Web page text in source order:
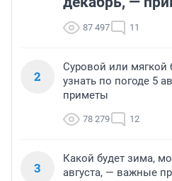
87 497 11
2
Суровой или мягкой
узнать по погоде 5
приметы
78 279 12
3
Какой будет зима,
августа, — важные